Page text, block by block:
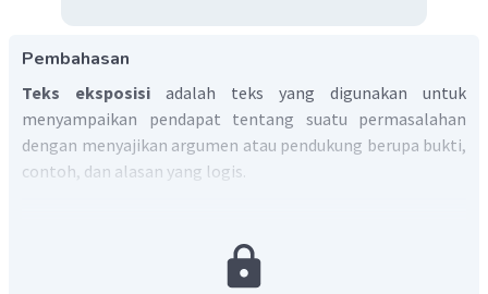
Pembahasan
Teks eksposisi adalah teks yang digunakan untuk
menyampaikan pendapat tentang suatu permasalahan
dengan menyajikan argumen atau pendukung berupa bukti,
contoh, dan alasan yang logis.